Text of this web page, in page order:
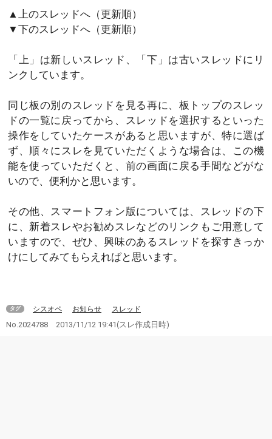
▲上のスレッドへ（更新順）
▼下のスレッドへ（更新順）
「上」は新しいスレッド、「下」は古いスレッドにリ
ンクしています。
同じ板の別のスレッドを見る再に、板トップのスレッ
ドの一覧に戻ってから、スレッドを選択するといった
操作をしていたケースがあると思いますが、特に選ば
ず、順々にスレを見ていただくような場合は、この機
能を使っていただくと、前の画面に戻る手間などがな
いので、便利かと思います。
その他、スマートフォン版については、スレッドの下
に、新着スレやお勧めスレなどのリンクもご用意して
いますので、ぜひ、興味のあるスレッドを探すきっか
けにしてみてもらえればと思います。
タグ シスオペ お知らせ スレッド
No.2024788 2013/11/12 19:41 (スレ作成日時)